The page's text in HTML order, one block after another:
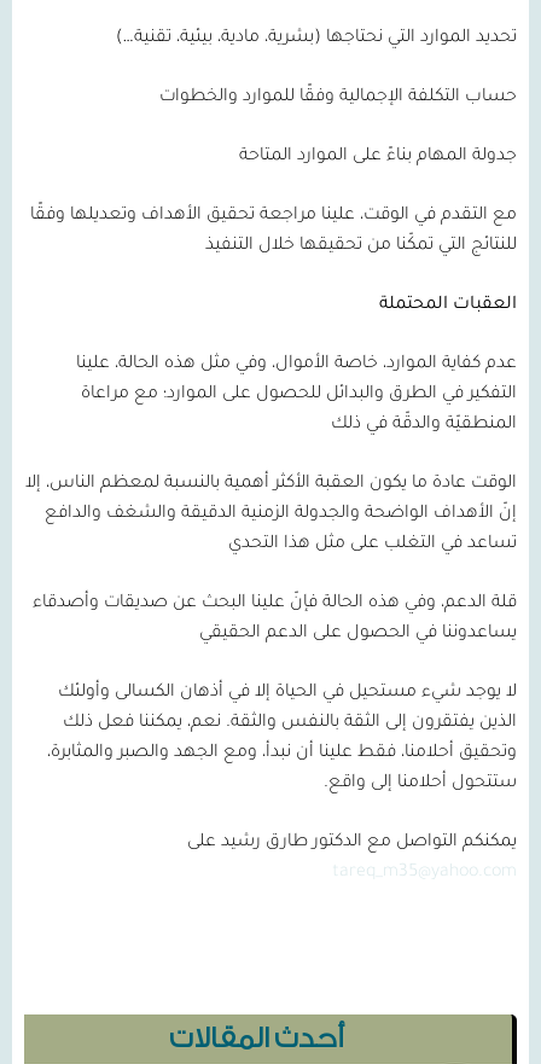
أحدث المقالات
تحديد الموارد التي نحتاجها (بشرية، مادية، بيئية، تقنية…)
حساب التكلفة الإجمالية وفقًا للموارد والخطوات
جدولة المهام بناءً على الموارد المتاحة
مع التقدم في الوقت، علينا مراجعة تحقيق الأهداف وتعديلها وفقًا
للنتائج التي تمكّنا من تحقيقها خلال التنفيذ
العقبات المحتملة
عدم كفاية الموارد، خاصة الأموال، وفي مثل هذه الحالة، علينا
التفكير في الطرق والبدائل للحصول على الموارد؛ مع مراعاة
المنطقيّة والدقّة في ذلك
الوقت عادة ما يكون العقبة الأكثر أهمية بالنسبة لمعظم الناس، إلا
إنّ الأهداف الواضحة والجدولة الزمنية الدقيقة والشغف والدافع
تساعد في التغلب على مثل هذا التحدي
قلة الدعم، وفي هذه الحالة فإنّ علينا البحث عن صديقات وأصدقاء
يساعدوننا في الحصول على الدعم الحقيقي
لا يوجد شيء مستحيل في الحياة إلا في أذهان الكسالى وأولئك
الذين يفتقرون إلى الثقة بالنفس والثقة. نعم، يمكننا فعل ذلك
وتحقيق أحلامنا، فقط علينا أن نبدأ، ومع الجهد والصبر والمثابرة،
ستتحول أحلامنا إلى واقع.
يمكنكم التواصل مع الدكتور طارق رشيد على
tareq_m35@yahoo.com